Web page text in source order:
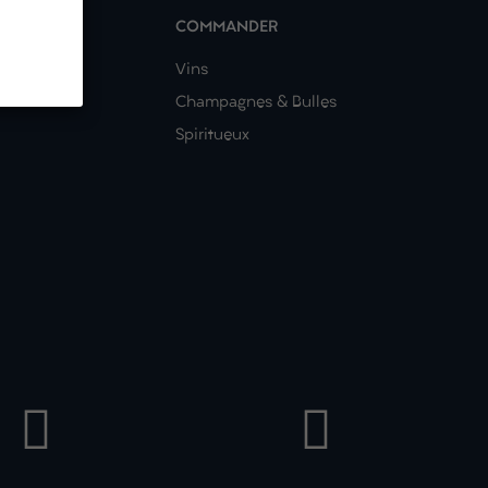
?
COMMANDER
Vins
Champagnes & Bulles
Spiritueux